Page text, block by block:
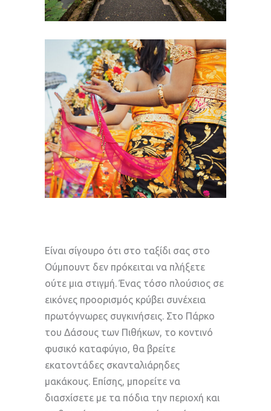
Είναι σίγουρο ότι στο ταξίδι σας στο
Ούμπουντ δεν πρόκειται να πλήξετε
ούτε μια στιγμή. Ένας τόσο πλούσιος σε
εικόνες προορισμός κρύβει συνέχεια
πρωτόγνωρες συγκινήσεις. Στο Πάρκο
του Δάσους των Πιθήκων, το κοντινό
φυσικό καταφύγιο, θα βρείτε
εκατοντάδες σκανταλιάρηδες
μακάκους. Επίσης, μπορείτε να
διασχίσετε με τα πόδια την περιοχή και